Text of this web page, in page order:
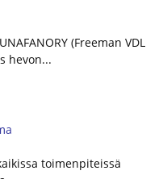
(Freeman VDL
hevon...
toimenpiteissä